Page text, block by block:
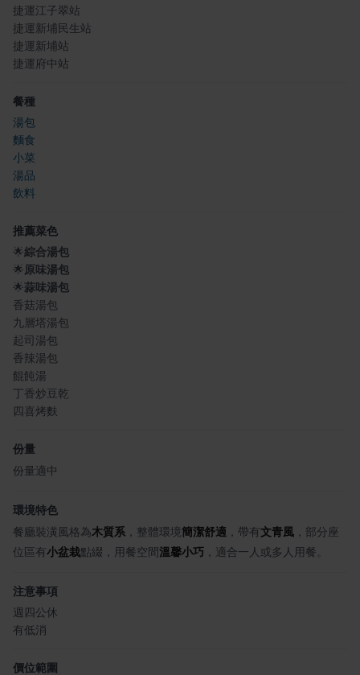
捷運江子翠站
捷運新埔民生站
捷運新埔站
捷運府中站
餐種
湯包
麵食
小菜
湯品
飲料
推薦菜色
🌟綜合湯包
🌟 原味湯包
🌟蒜味湯包
香菇湯包
九層塔湯包
起司湯包
香辣湯包
餛飩湯
丁香炒豆乾
四喜烤麩
份量
份量適中
環境特色
餐廳裝潢風格為木質系 ，整體環境簡潔舒適 ，帶有文青風 ，部分座
位區有小盆栽點綴，用餐空間溫馨小巧 ，適合一人或多人用餐。
注意事項
週四公休
有低消
價位範圍